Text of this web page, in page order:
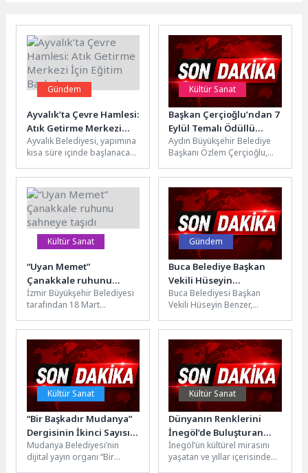
Gündem
Ayvalık’ta Çevre Hamlesi:
Atık Getirme Merkezi
İçin Eğitim Başladı
Ayvalık Belediyesi, yapımına
kısa süre içinde başlanacak
öncesinde personeline
kapsamlı...
Kültür Sanat
Başkan Çerçioğlu’ndan 7
Eylül Temalı Ödüllü
Resim, Şiir ve
Kompozisyon Yarışması
Aydın Büyükşehir Belediye
Başkanı Özlem Çerçioğlu,
kurtuluşunun
yıldönümünde “7’den 70’e
Kurtuluş Destanı
Aydın” temalı...
Kültür Sanat
“Uyan Memet”
Çanakkale ruhunu
sahneye taşıdı
İzmir Büyükşehir Belediyesi
tarafından 18 Mart
Anma Günü etkinlikleri
kapsamında hazırlanan...
Gündem
Buca Belediye Başkan
Vekili Hüseyin
Benzer’den muhtarlara
çıkarma
Buca Belediyesi Başkan
Vekili Hüseyin Benzer,
ardından muhtarları ziyaret
ederek mahallelerin talep
ve...
Kültür Sanat
“Bir Başkadır Mudanya”
Dergisinin İkinci Sayısı
Yayımlandı
Mudanya Belediyesi’nin
dijital yayın organı “Bir
Kültür Sanat
Dünyanın Renklerini
İnegöl’de Buluşturan
Festival Başladı
İnegöl’ün kültürel mirasını
yaşatan ve yıllar içerisinde